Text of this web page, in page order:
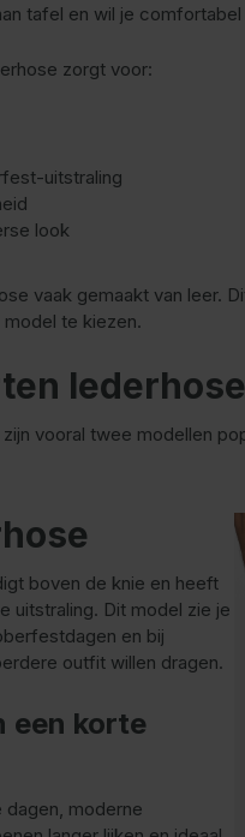
tafel en wil je
zorgt voor:
uitstraling
look
vaak gemaakt van leer.
te kiezen.
zijn vooral twee modellen
boven de knie en heeft
uitstraling. Dit model zie je
en bij
outfit willen dragen.
een korte
dagen, moderne